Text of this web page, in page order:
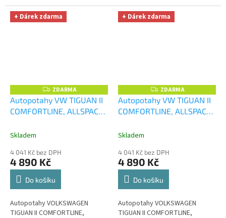
+ Dárek zdarma
Z
D
A
R
ZDARMA
Autopotahy VW TIGUAN II
COMFORTLINE, ALLSPACE,
šedé+ UNIVERZÁL utěrka
Microfiber zdarma v
hodnotě 299,-Kč
Skladem
4 041 Kč bez DPH
4 890 Kč
Do košíku
Autopotahy VOLKSWAGEN
TIGUAN II COMFORTLINE,
+ Dárek zdarma
Z
D
A
R
ZDARMA
Autopotahy VW TIGUAN II
COMFORTLINE, ALLSPACE,
UNIVERZÁL utěrka z
Microfiber zdarma v
hodnotě 299,-Kč
Skladem
4 041 Kč bez DPH
4 890 Kč
Do košíku
Autopotahy VOLKSWAGEN
TIGUAN II COMFORTLINE,